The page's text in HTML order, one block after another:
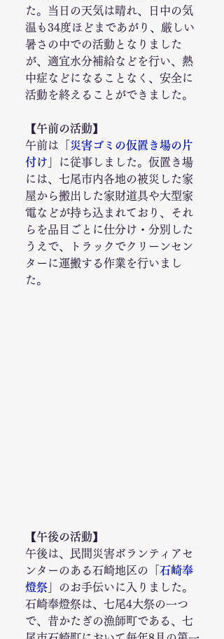
た。当日の天気は晴れ、日中の気
温も34度ほどまであがり、厳しい
暑さの中での活動となりました
が、適宜水分補給などを行い、熱
中症などになることなく、安全に
活動を終えることができました。
【午前の活動】
午前は「 災害ゴミの仮置き場の片
付け 」に従事しました。仮置き場
には、七尾市内各地の被災した家
屋から搬出した家財道具や大型家
電などが持ち込まれており、それ
らを品目ごとに仕分け・分別した
うえで、トラックでクリーンセン
ターに運搬する作業を行いまし
た。
【午後の活動】
午後は、民間災害ボランティアセ
ンターのある石崎地区の「 石崎奉
燈祭 」のお手伝いに入りました。
石崎奉燈祭は、七尾4大祭の一つ
で、昔かたぎの漁師町である、七